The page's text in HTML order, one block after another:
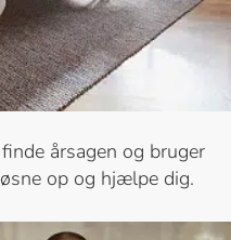
årsagen og bruger
op og hjælpe dig.